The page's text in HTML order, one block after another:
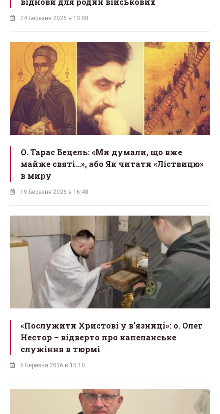
24 Березня 2026 в 13:08
О. Тарас Бецель: «Ми думали, що вже
майже святі...», або Як читати «Ліствицю»
в миру
19 Березня 2026 в 16:48
«Послужити Христові у вʼязниці»: о. Олег
Нестор – відверто про капеланське
служіння в тюрмі
5 Березня 2026 в 15:10